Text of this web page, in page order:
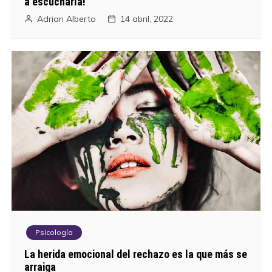
e
e
n
t
r
a
d
Adrian Alberto 14 abril, 2022
Psicología
La herida emocional del rechazo es la que más se
arraiga